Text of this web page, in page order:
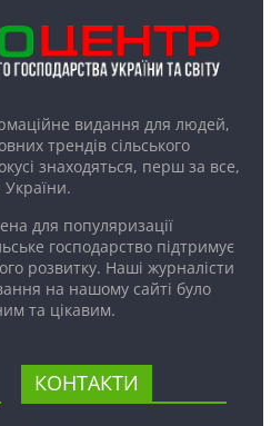
видання для людей,
трендів сільського
знаходяться, перш за все,
для популяризації
господарство підтримує
розвитку. Наші журналісти
на нашому сайті було
та цікавим.
КОНТАКТИ